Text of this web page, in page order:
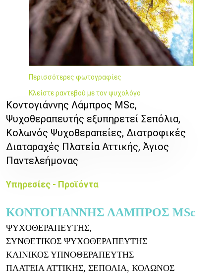
Περισσότερες φωτογραφίες
Κλείστε ραντεβού με τον ψυχολόγο
Κοντογιάννης Λάμπρος MSc,
Ψυχοθεραπευτής εξυπηρετεί Σεπόλια,
Κολωνός Ψυχοθεραπείες, Διατροφικές
Διαταραχές Πλατεία Αττικής, Άγιος
Παντελεήμονας
Υπηρεσίες - Προϊόντα
ΚΟΝΤΟΓΙΑΝΝΗΣ ΛΑΜΠΡΟΣ MSc
ΨΥΧΟΘΕΡΑΠΕΥΤΗΣ,
ΣΥΝΘΕΤΙΚΟΣ ΨΥΧΟΘΕΡΑΠΕΥΤΗΣ
ΚΛΙΝΙΚΟΣ ΥΠΝΟΘΕΡΑΠΕΥΤΗΣ
ΠΛΑΤΕΙΑ ΑΤΤΙΚΗΣ, ΣΕΠΟΛΙΑ, ΚΟΛΩΝΟΣ